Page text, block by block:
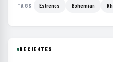
TAGS Estrenos Bohemian
RECIENTES